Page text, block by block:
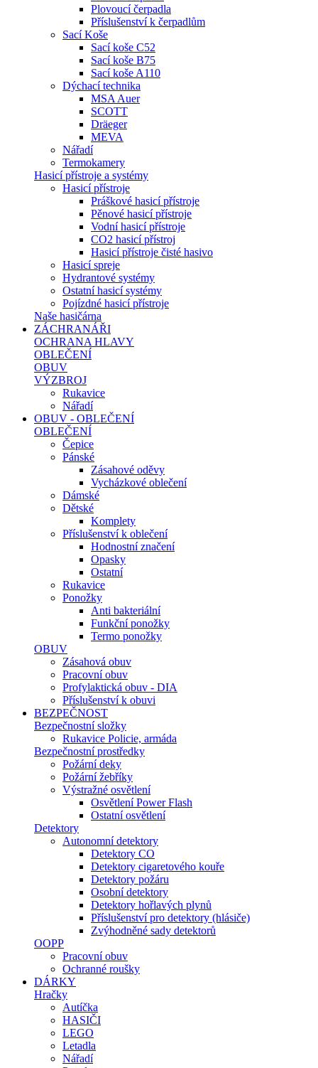
Plovoucí čerpadla
Příslušenství k čerpadlům
Sací Koše
Sací koše C52
Sací koše B75
Sací koše A110
Dýchací technika
MSA Auer
SCOTT
Dräeger
MEVA
Nářadí
Termokamery
Hasicí přístroje a systémy
Hasicí přístroje
Práškové hasicí přístroje
Pěnové hasicí přístroje
Vodní hasicí přístroje
CO2 hasicí přístroj
Hasicí přístroje čisté hasivo
Hasicí spreje
Hydrantové systémy
Ostatní hasicí systémy
Pojízdné hasicí přístroje
Naše hasičárna
ZÁCHRANÁŘI
OCHRANA HLAVY
OBLEČENÍ
OBUV
VÝZBROJ
Rukavice
Nářadí
OBUV - OBLEČENÍ
OBLEČENÍ
Čepice
Pánské
Zásahové oděvy
Vycházkové oblečení
Dámské
Dětské
Komplety
Příslušenství k oblečení
Hodnostní značení
Opasky
Ostatní
Rukavice
Ponožky
Anti bakteriální
Funkční ponožky
Termo ponožky
OBUV
Zásahová obuv
Pracovní obuv
Profylaktická obuv - DIA
Příslušenství k obuvi
BEZPEČNOST
Bezpečnostní složky
Rukavice Policie, armáda
Bezpečnostní prostředky
Požární deky
Požární žebříky
Výstražné osvětlení
Osvětlení Power Flash
Ostatní osvětlení
Detektory
Autonomní detektory
Detektory CO
Detektory cigaretového kouře
Detektory požáru
Osobní detektory
Detektory hořlavých plynů
Příslušenství pro detektory (hlásiče)
Zvýhodněné sady detektorů
OOPP
Pracovní obuv
Ochranné roušky
DÁRKY
Hračky
Autíčka
HASIČI
LEGO
Letadla
Nářadí